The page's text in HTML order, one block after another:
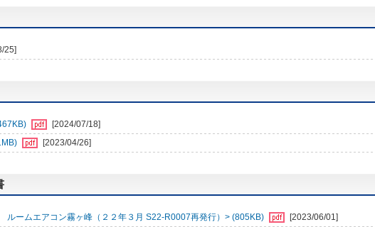
25]
[2024/07/18]
[2023/04/26]
ームエアコン霧ヶ峰（２２年３月 S22-R0007再発行）> (805KB) [2023/06/01]